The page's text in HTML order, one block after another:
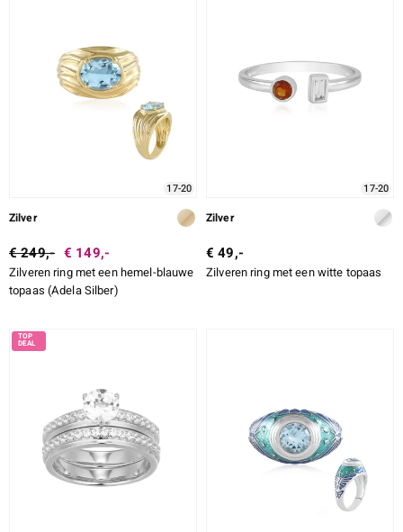
17-20
Zilver
€ 249,- € 149,-
Zilveren ring met een hemel-blauwe
topaas (Adela Silber)
17-20
Zilver
€ 49,-
Zilveren ring met een witte topaas